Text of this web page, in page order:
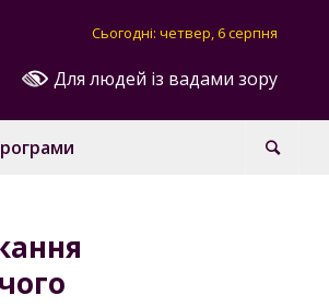
Для людей із вадами зору
Сьогодні: четвер, 6 серпня